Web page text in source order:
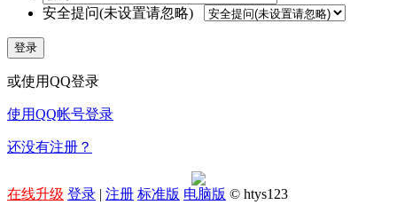
安全提问(未设置请忽略)
登录
或使用QQ登录
使用QQ帐号登录
还没有注册？
在线升级 登录 | 注册 标准版 电脑版 © htys123